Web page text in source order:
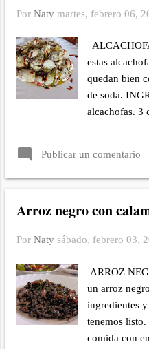
brócoli, lleno
introduzco
preparo la
yogur, las
pimientos, el
bien y coloco
30 minutos.
de yogur.
Por Naty martes, febrero 06,
estas
quedan bien
de soda.
alcachofas. 3
de módena.
Semillas
por la mitad.
sal y
alcachofas.
crema de
VINAGRETA
italiano,
pequeño,
Publicar un comentario
Arroz negro con
Por Naty sábado, febrero 03,
ARROZ
un arroz
ingredientes
tenemos
comida con